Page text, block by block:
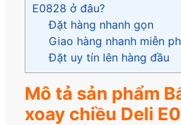
E0828 ở đâu?
Đặt hàng nhanh gọn
Giao hàng nhanh miễn
Đặt uy tín lên hàng đầu
Mô tả sản phẩm
xoay chiều Deli